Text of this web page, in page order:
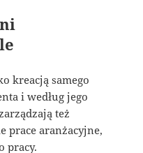
kreacją samego
i według jego
też
prace aranżacyjne,
pracy.